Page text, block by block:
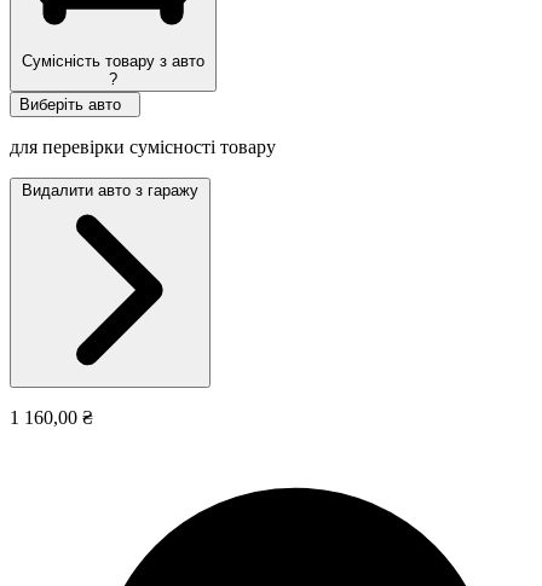
Сумісність товару з авто
?
Виберіть авто
для перевірки сумісності товару
Видалити авто з гаражу
1 160,00 ₴